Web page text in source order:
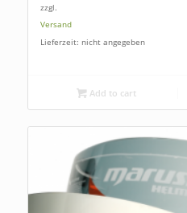
zzgl.
Versand
Lieferzeit: nicht angegeben
Add to cart